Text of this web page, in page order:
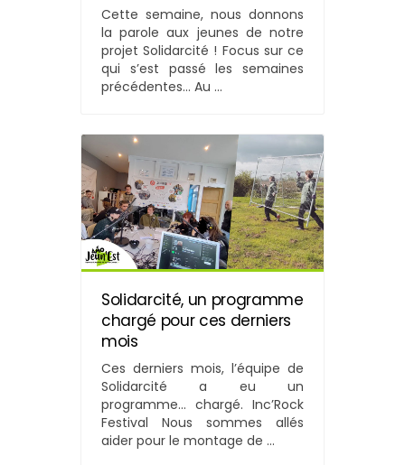
Cette semaine, nous donnons
la parole aux jeunes de notre
projet Solidarcité ! Focus sur ce
qui s’est passé les semaines
précédentes… Au ...
Solidarcité, un programme
chargé pour ces derniers
mois
Ces derniers mois, l’équipe de
Solidarcité a eu un
programme… chargé. Inc’Rock
Festival Nous sommes allés
aider pour le montage de ...